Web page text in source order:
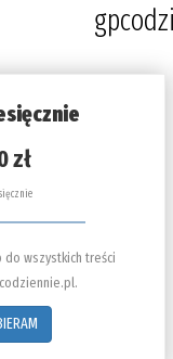
zł
do wszystkich treści